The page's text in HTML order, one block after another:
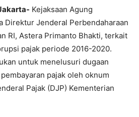
Kejaksaan Agung
Direktur Jenderal Perbendaharaan
RI, Astera Primanto Bhakti, terkait
pajak periode 2016-2020.
untuk menelusuri dugaan
pajak oleh oknum
Pajak (DJP) Kementerian